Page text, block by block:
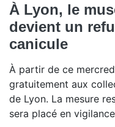
À Lyon, le
devient un
canicule
À partir de ce
gratuitement aux
de Lyon. La mesure
sera placé en